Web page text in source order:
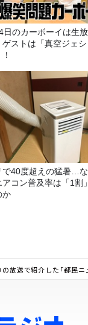
日のカーボーイは生放
ゲストは「真空ジェシ
で40度超えの猛暑…な
コン普及率は「1割」
か
の放送で紹介した「都民ニ